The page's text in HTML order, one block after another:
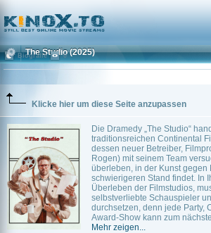
Home
The Studio (2025)
Klicke hier um diese Seite anzupassen
Die Dramedy „The Studio“
traditionsreichen Continental
dessen neuer Betreiber,
Rogen) mit seinem Team
überleben, in der Kunst gegen
schwierigeren Stand findet. In
Überleben der Filmstudios,
selbstverliebte Schauspieler
durchsetzen, denn jede Party,
Award-Show kann zum
Mehr zeigen...
Biografie 0